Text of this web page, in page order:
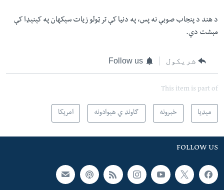
د هند د پنجاب صوبې نه پس، په دنیا کې تر ټولو زیات سېکهان په کېنېډا کې
مېشت دي.
شریکول Follow us
This item is part of
مېډیا خبرونه ګاونډ ي هېوادونه امریکا
FOLLOW US